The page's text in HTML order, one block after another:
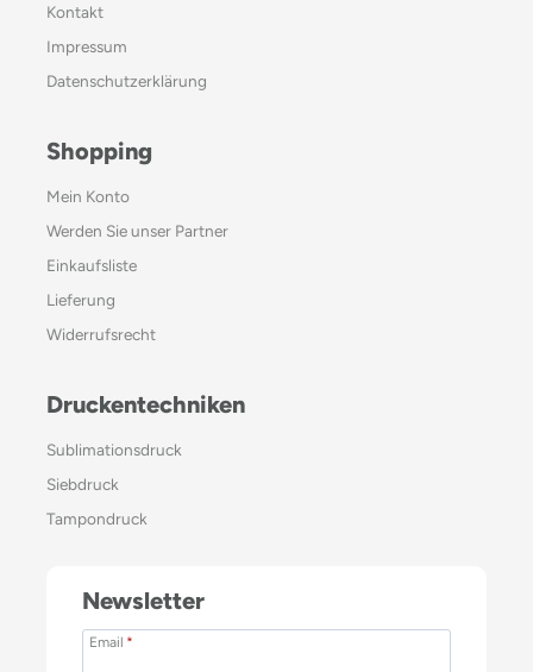
Kontakt
Impressum
Datenschutzerklärung
Shopping
Mein Konto
Werden Sie unser Partner
Einkaufsliste
Lieferung
Widerrufsrecht
Druckentechniken
Sublimationsdruck
Siebdruck
Tampondruck
Newsletter
Email *